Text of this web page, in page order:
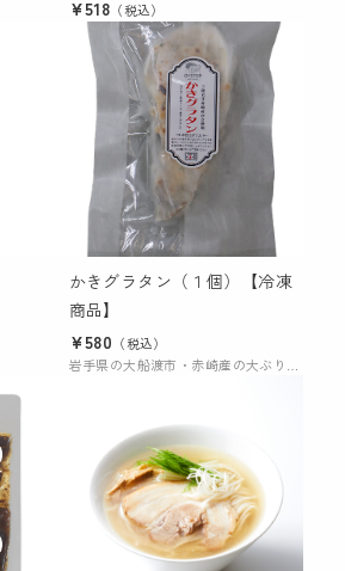
¥518 （税込）
かきグラタン（１個）【冷凍
商品】
¥580 （税込）